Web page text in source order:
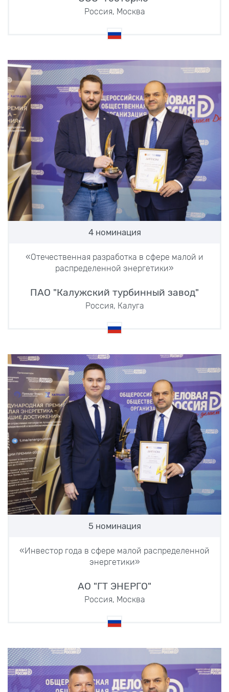
Россия, Москва
4 номинация
«Отечественная разработка в сфере малой и
распределенной энергетики»
ПАО "Калужский турбинный завод"
Россия, Калуга
5 номинация
«Инвестор года в сфере малой распределенной
энергетики»
АО "ГТ ЭНЕРГО"
Россия, Москва